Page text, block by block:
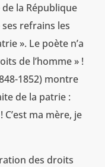
la République
refrains les
». Le poète n’a
de l’homme » !
1852) montre
de la patrie :
ma mère, je
des droits